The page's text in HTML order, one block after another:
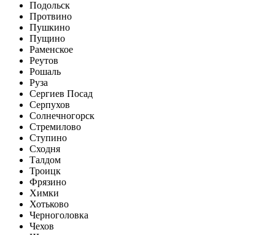
Подольск
Протвино
Пушкино
Пущино
Раменское
Реутов
Рошаль
Руза
Сергиев Посад
Серпухов
Солнечногорск
Стремилово
Ступино
Сходня
Талдом
Троицк
Фрязино
Химки
Хотьково
Черноголовка
Чехов